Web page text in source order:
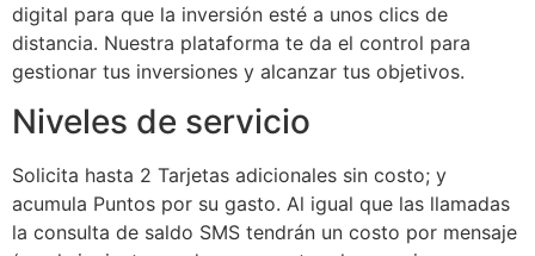
digital para que la inversión esté a unos clics de
distancia. Nuestra plataforma te da el control para
gestionar tus inversiones y alcanzar tus objetivos.
Niveles de servicio
Solicita hasta 2 Tarjetas adicionales sin costo; y
acumula Puntos por su gasto. Al igual que las llamadas
la consulta de saldo SMS tendrán un costo por mensaje